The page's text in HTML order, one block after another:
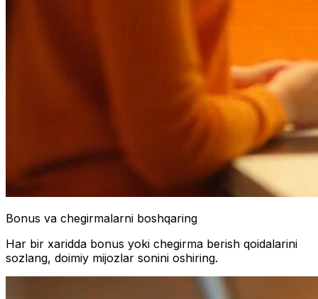
Bonus va chegirmalarni boshqaring
Har bir xaridda bonus yoki chegirma berish qoidalarini
sozlang, doimiy mijozlar sonini oshiring.